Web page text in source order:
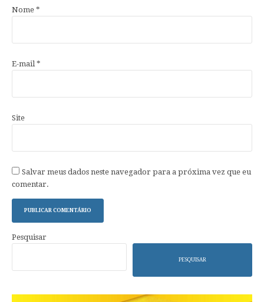
Nome *
E-mail*
Site
Salvar meus dados neste navegador para a próxima vez que eu
comentar.
Pesquisar
PESQUISAR